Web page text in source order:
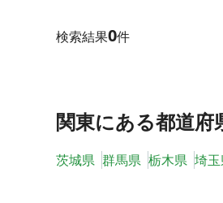
検索結果0件
関東にある都道府
茨城県 群馬県 栃木県 埼